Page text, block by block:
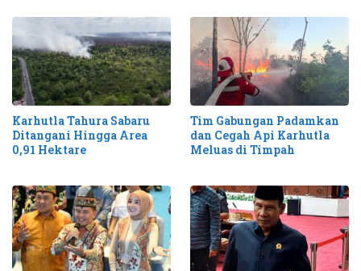
Karhutla Tahura Sabaru
Ditangani Hingga Area
0,91 Hektare
Tim Gabungan Padamkan
dan Cegah Api Karhutla
Meluas di Timpah